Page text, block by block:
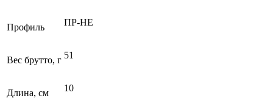
Профиль ПР-НЕ
Вес брутто, г 51
Длина, см 10